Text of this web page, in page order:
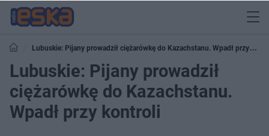
Lubuskie: Pijany prowadził ciężarówkę do Kazachstanu. Wpadł przy
kontroli
Lubuskie: Pijany prowadził
ciężarówkę do Kazachstanu.
Wpadł przy kontroli